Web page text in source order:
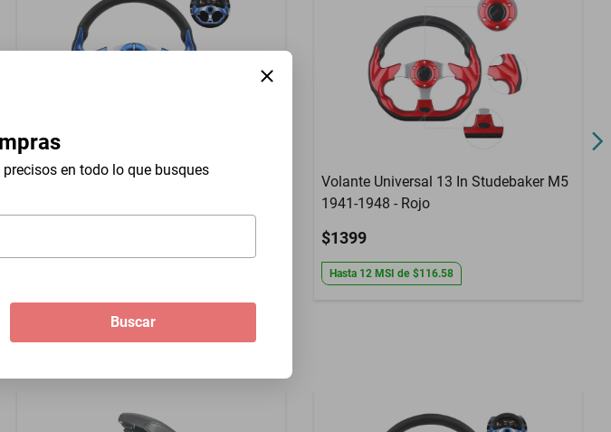
en todo lo que busques
Buscar
Volante Universal 13 In Studebaker E17
Volante Universal 13 In Studebaker M5
1941-1948 - Rojo
$1399
Hasta 12 MSI de $116.58